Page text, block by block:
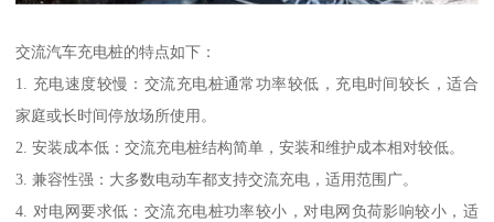
交流汽车充电桩的特点如下：
1. 充电速度较慢：交流充电桩通常功率较低，充电时间较长，适合
家庭或长时间停放场所使用。
2. 安装成本低：交流充电桩结构简单，安装和维护成本相对较低。
3. 兼容性强：大多数电动车都支持交流充电，适用范围广。
4. 对电网要求低：交流充电桩功率较小，对电网负荷影响较小，适